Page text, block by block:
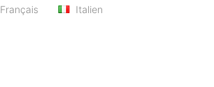
Français Italien